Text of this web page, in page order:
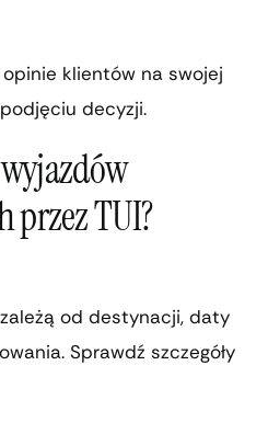
opinie klientów na swojej
decyzji.
przez TUI?
od destynacji, daty
Sprawdź szczegóły